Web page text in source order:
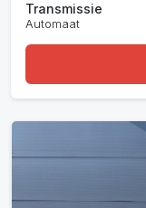
Transmissie
Automaat